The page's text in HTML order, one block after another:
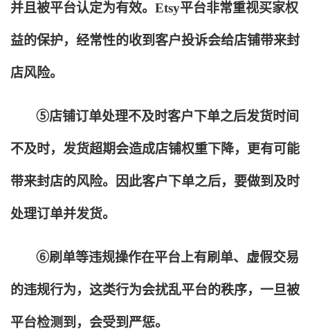
并且被平台认定为有效。Etsy平台非常重视买家权
益的保护，经常性的收到客户投诉会给店铺带来封
店风险。
⑤店铺订单处理不及时客户下单之后发货时间
不及时，发货超期会造成店铺权重下降，更有可能
带来封店的风险。因此客户下单之后，要做到及时
处理订单并发货。
⑥刷单等违规操作在平台上有刷单、虚假交易
的违规行为，这类行为会扰乱平台的秩序，一旦被
平台检测到，会受到严惩。